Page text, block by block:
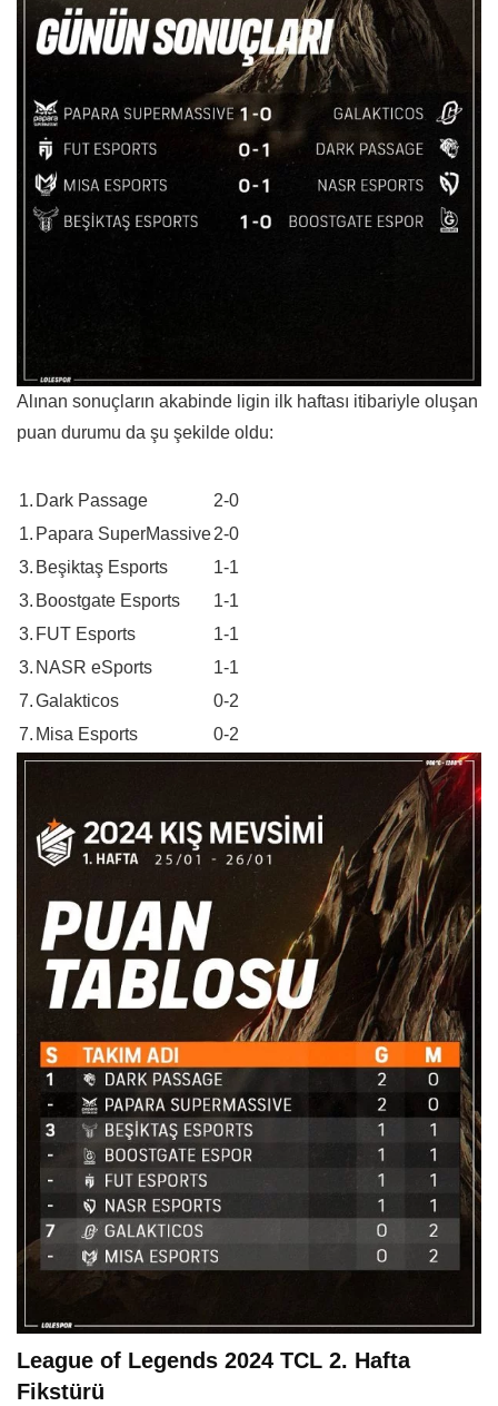
Alınan sonuçların akabinde ligin ilk haftası itibariyle oluşan
puan durumu da şu şekilde oldu:
1. Dark Passage
2-0
1. Papara SuperMassive2-0
3. Beşiktaş Esports
1-1
3. Boostgate Esports
1-1
3. FUT Esports
1-1
3. NASR eSports
1-1
7.Galakticos
0-2
7. Misa Esports 0-2
League of Legends 2024 TCL 2. Hafta
Fikstürü